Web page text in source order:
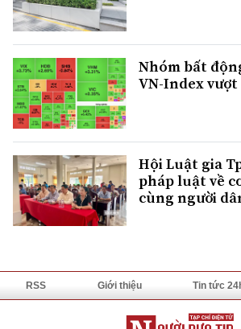
Nhóm bất
VN-Index vượt
Hội Luật gia
pháp luật về
cùng người
RSS Giới thiệu Tin tức